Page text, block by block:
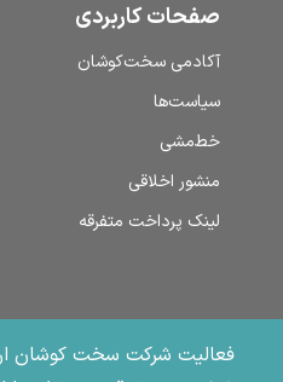
صفحات کاربردی
آکادمی سخت‌کوشان
سیاست‌ها
خط‌مشی
منشور اخلاقی
لینک پرداخت متفرقه
فعالیت شرکت سخت کوشان